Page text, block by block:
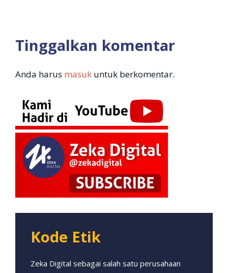
Tinggalkan komentar
Anda harus masuk untuk berkomentar.
Kode Etik
Zeka Digital sebagai salah satu perusahaan